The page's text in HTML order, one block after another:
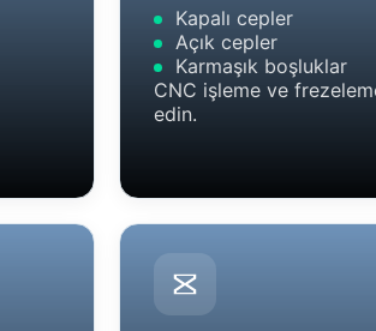
Kapalı cepler
Açık cepler
Karmaşık boşluklar
CNC işleme ve
edin.